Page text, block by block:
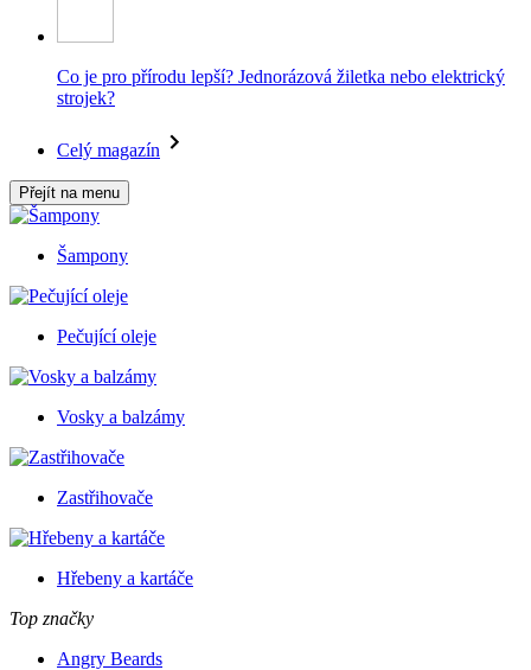
Co je pro přírodu lepší? Jednorázová žiletka nebo elektrický
strojek?
Celý magazín
Přejít na menu
Šampony
Pečující oleje
Vosky a balzámy
Zastřihovače
Hřebeny a kartáče
Top značky
Angry Beards